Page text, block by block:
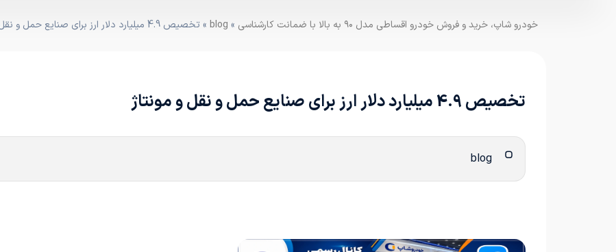
خودرو شاپ، خرید و فروش خودرو اقساطی مدل ۹۰ به بالا با ضمانت کارشناسی »
blog » تخصیص 4.9 میلیارد دلار ارز برای صنایع حمل و نقل و مونتاژ
تخصیص 4.9 میلیارد دلار ارز برای صنایع حمل و نقل و مونتاژ